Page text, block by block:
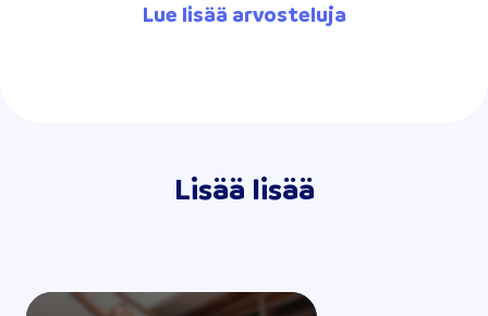
Lue lisää arvosteluja
Lisää lisää